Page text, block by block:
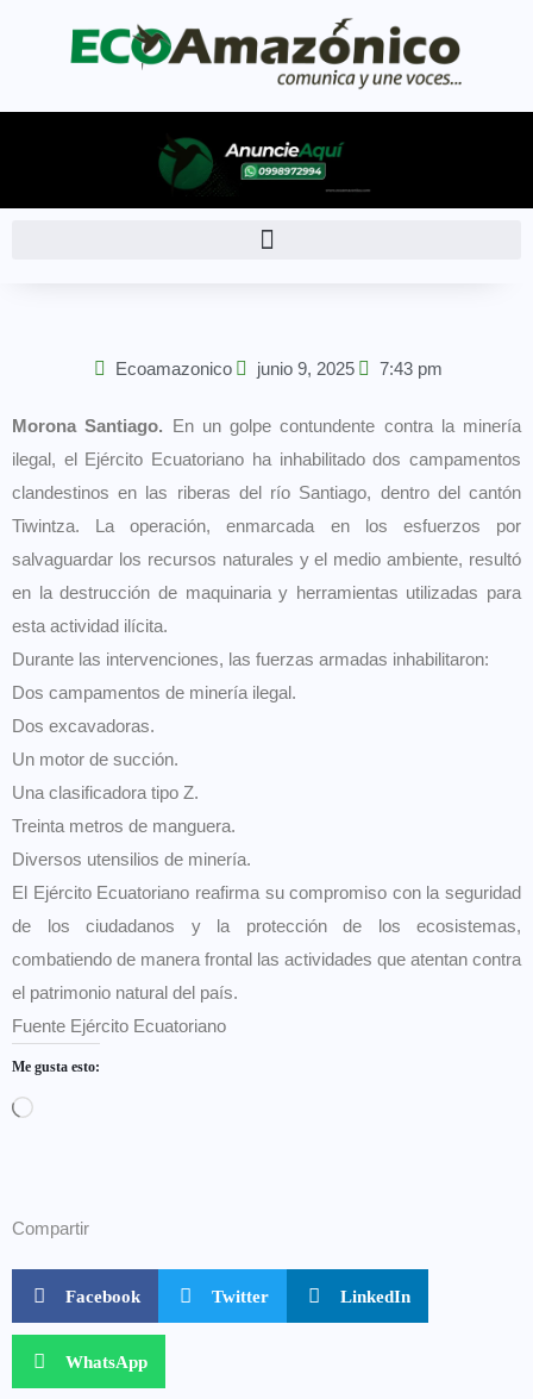
Ecoamazonico junio 9, 2025 7:43 pm
Morona Santiago. En un golpe contundente contra la minería
ilegal, el Ejército Ecuatoriano ha inhabilitado dos campamentos
clandestinos en las riberas del río Santiago, dentro del cantón
Tiwintza. La operación, enmarcada en los esfuerzos por
salvaguardar los recursos naturales y el medio ambiente, resultó
en la destrucción de maquinaria y herramientas utilizadas para
esta actividad ilícita.
Durante las intervenciones, las fuerzas armadas inhabilitaron:
Dos campamentos de minería ilegal.
Dos excavadoras.
Un motor de succión.
Una clasificadora tipo Z.
Treinta metros de manguera.
Diversos utensilios de minería.
El Ejército Ecuatoriano reafirma su compromiso con la seguridad
de los ciudadanos y la protección de los ecosistemas,
combatiendo de manera frontal las actividades que atentan contra
el patrimonio natural del país.
Fuente Ejército Ecuatoriano
Me gusta esto:
Compartir
Facebook Twitter LinkedIn
WhatsApp